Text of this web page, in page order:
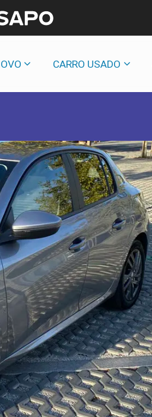
CARRO USADO